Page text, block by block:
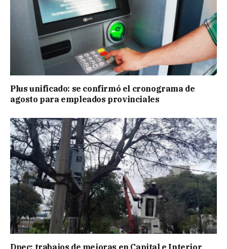
Plus unificado: se confirmó el cronograma de
agosto para empleados provinciales